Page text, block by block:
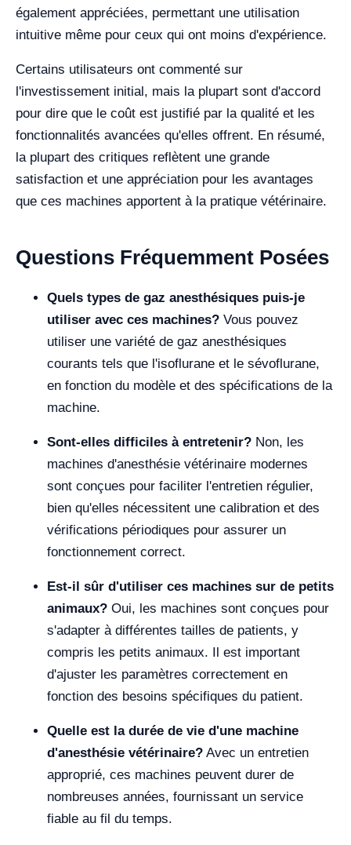
également appréciées, permettant une utilisation
intuitive même pour ceux qui ont moins d'expérience.
Certains utilisateurs ont commenté sur
l'investissement initial, mais la plupart sont d'accord
pour dire que le coût est justifié par la qualité et les
fonctionnalités avancées qu'elles offrent. En résumé,
la plupart des critiques reflètent une grande
satisfaction et une appréciation pour les avantages
que ces machines apportent à la pratique vétérinaire.
Questions Fréquemment Posées
Quels types de gaz anesthésiques puis-je
utiliser avec ces machines? Vous pouvez
utiliser une variété de gaz anesthésiques
courants tels que l'isoflurane et le sévoflurane,
en fonction du modèle et des spécifications de la
machine.
Sont-elles difficiles à entretenir? Non, les
machines d'anesthésie vétérinaire modernes
sont conçues pour faciliter l'entretien régulier,
bien qu'elles nécessitent une calibration et des
vérifications périodiques pour assurer un
fonctionnement correct.
Est-il sûr d'utiliser ces machines sur de petits
animaux? Oui, les machines sont conçues pour
s'adapter à différentes tailles de patients, y
compris les petits animaux. Il est important
d'ajuster les paramètres correctement en
fonction des besoins spécifiques du patient.
Quelle est la durée de vie d'une machine
d'anesthésie vétérinaire? Avec un entretien
approprié, ces machines peuvent durer de
nombreuses années, fournissant un service
fiable au fil du temps.